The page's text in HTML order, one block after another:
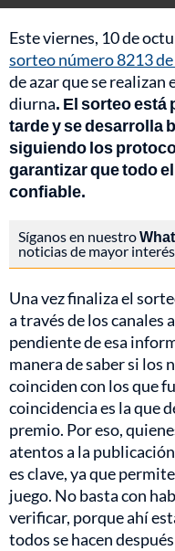
Este viernes, 10 de
sorteo número 8213
de azar que se
diurna. El sorteo está
tarde y se desarrolla
siguiendo los
garantizar que todo
confiable.
Síganos en nuestro
noticias de mayor interés
Una vez finaliza el
a través de los
pendiente de esa
manera de saber si los
coinciden con los que
coincidencia es la que
premio. Por eso,
atentos a la
es clave, ya que
juego. No basta con
verificar, porque ahí
todos se hacen